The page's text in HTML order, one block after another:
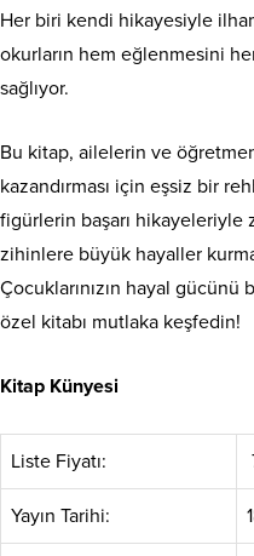
Her biri kendi hikayesiyle
okurların hem eğlenmesini
sağlıyor.
Bu kitap, ailelerin ve
kazandırması için eşsiz bir
figürlerin başarı hikayeleriyle
zihinlere büyük hayaller
Çocuklarınızın hayal
özel kitabı mutlaka keşfedin!
Kitap Künyesi
Liste Fiyatı:
Yayın Tarihi: